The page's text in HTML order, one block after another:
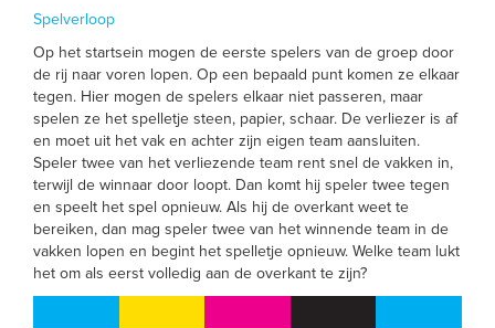
Spelverloop
Op het startsein mogen de eerste spelers van de groep door
de rij naar voren lopen. Op een bepaald punt komen ze elkaar
tegen. Hier mogen de spelers elkaar niet passeren, maar
spelen ze het spelletje steen, papier, schaar. De verliezer is af
en moet uit het vak en achter zijn eigen team aansluiten.
Speler twee van het verliezende team rent snel de vakken in,
terwijl de winnaar door loopt. Dan komt hij speler twee tegen
en speelt het spel opnieuw. Als hij de overkant weet te
bereiken, dan mag speler twee van het winnende team in de
vakken lopen en begint het spelletje opnieuw. Welke team lukt
het om als eerst volledig aan de overkant te zijn?